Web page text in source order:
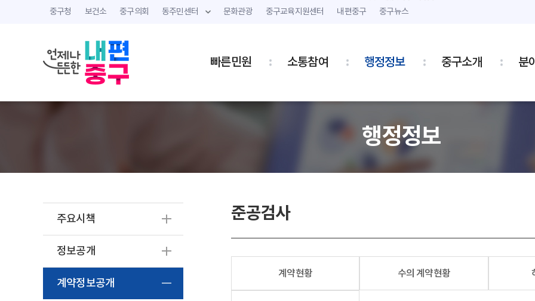
중구청 보건소 중구의회 동주민센터 문화관광 중구교육지원센터 내편중구 중구뉴스
빠른민원 소통참여 행정정보 중구소개 분
행정정보
주요시책
정보공개
계약정보공개
준공검사
계약현황 수의 계약현황